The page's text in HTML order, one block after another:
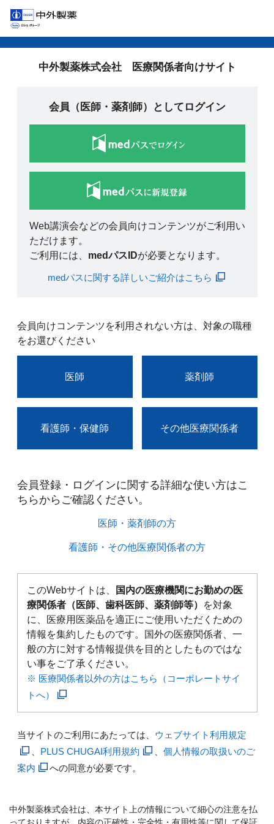
中外製薬株式会社 医療関係者向けサイト
会員（医師・薬剤師）としてログイン
Web講演会などの会員向けコンテンツがご利用い
ただけます。
ご利用には、 medパスIDが必要となります。
medパスに関する詳しいご紹介はこちら
会員向けコンテンツを利用されない方は、対象の職種
をお選びください
医師 薬剤師
看護師・保健師 その他医療関係者
会員登録・ログインに関する詳細な使い方はこ
ちらからご確認ください。​
医師・薬剤師の方​
看護師・その他医療関係者の方​
このWebサイトは、
国内の医療機関にお勤めの医
療関係者（医師、歯科医師、薬剤師等）
を対象
に、医療用医薬品を適正にご使用いただくための
情報を集約したものです。国外の医療関係者、一
般の方に対する情報提供を目的としたものではな
い事をご了承ください。
※ 医療関係者以外の方はこちら（コーポレートサイ
トへ）
当サイトのご利用にあたっては、 ウェブサイト利用規定
PLUS CHUGAI利用規約
個人情報の取扱いのご
案内
への同意が必要です。
中外製薬株式会社は、本サイト上の情報について細心の注意を払
っておりますが、内容の正確性・完全性・有用性等に関して保証